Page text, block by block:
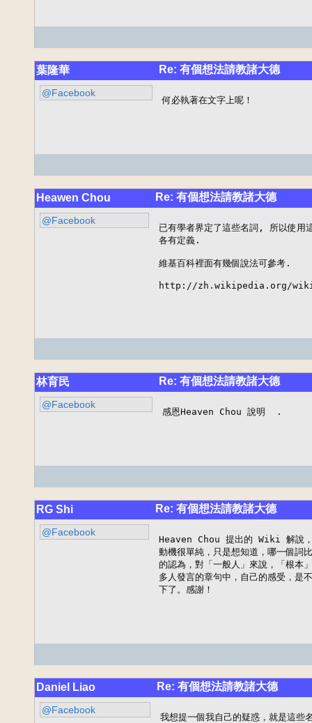
葉隆華 Re: 有個想法請教諸大德
@Facebook
何必執著在文字上呢！
Heawen Chou Re: 有個想法請教諸大德
@Facebook
已有學者界定了這些名詞, 所以使
各有定義.
維基百科裡面有幾個說法可參考.
http://zh.wikipedia.org/wiki/
林育民 Re: 有個想法請教諸大德
@Facebook
感恩Heaven Chou 說明  .
RG Shi Re: 有個想法請教諸大德
@Facebook
Heaven Chou 提出的 Wiki 解說，
動機很單純，只是想知道，哪一個詞
的認為，對「一般人」來說，「根本
多人發言的章句中，自己的感受，是
下了。感謝！
Daniel Liao Re: 有個想法請教諸大德
@Facebook
我想提一個我自己的疑惑，就是這些